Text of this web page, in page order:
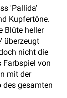
'Pallida'
Kupfertöne.
Blüte heller
überzeugt
nicht die
Farbspiel von
mit der
gesamten